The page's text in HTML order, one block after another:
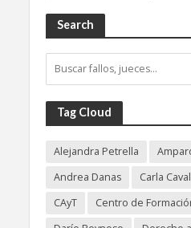
Search
Tag Cloud
Alejandra Petrella
Andrea Danas
Carla
CAyT
Centro de